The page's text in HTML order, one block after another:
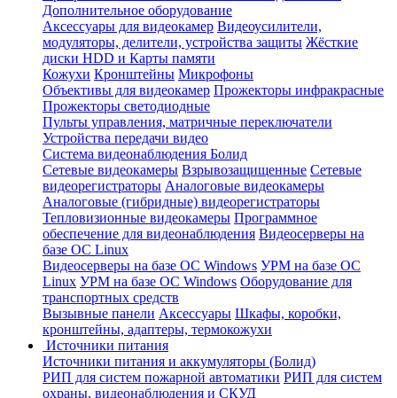
Дополнительное оборудование
Аксессуары для видеокамер Видеоусилители,
модуляторы, делители, устройства защиты Жёсткие
диски HDD и Карты памяти
Кожухи Кронштейны Микрофоны
Объективы для видеокамер Прожекторы инфракрасные
Прожекторы светодиодные
Пульты управления, матричные переключатели
Устройства передачи видео
Система видеонаблюдения Болид
Сетевые видеокамеры Взрывозащищенные Сетевые
видеорегистраторы Аналоговые видеокамеры
Аналоговые (гибридные) видеорегистраторы
Тепловизионные видеокамеры Программное
обеспечение для видеонаблюдения Видеосерверы на
базе ОС Linux
Видеосерверы на базе ОС Windows УРМ на базе ОС
Linux УРМ на базе ОС Windows Оборудование для
транспортных средств
Вызывные панели Аксессуары Шкафы, коробки,
кронштейны, адаптеры, термокожухи
Источники питания
Источники питания и аккумуляторы (Болид)
РИП для систем пожарной автоматики РИП для систем
охраны, видеонаблюдения и СКУД